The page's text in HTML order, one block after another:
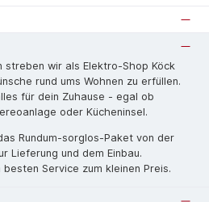
streben wir als Elektro-Shop Köck
rund ums Wohnen zu erfüllen.
für dein Zuhause - egal ob
oder Kücheninsel.
Rund­um-sorg­los-Pa­ket von der
Lieferung und dem Einbau.
Service zum kleinen Preis.